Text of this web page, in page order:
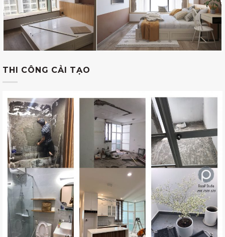
THI CÔNG CẢI TẠO